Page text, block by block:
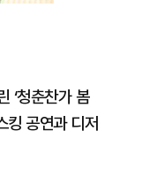
‘청춘찬가 봄
킹 공연과 디저